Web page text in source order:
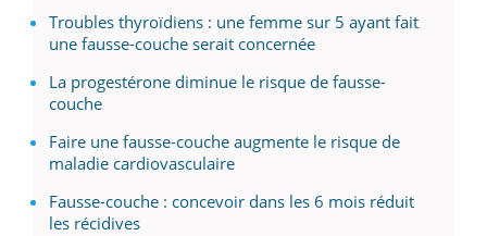
Troubles thyroïdiens : une femme sur 5 ayant fait
une fausse-couche serait concernée
La progestérone diminue le risque de fausse-
couche
Faire une fausse-couche augmente le risque de
maladie cardiovasculaire
Fausse-couche : concevoir dans les 6 mois réduit
les récidives